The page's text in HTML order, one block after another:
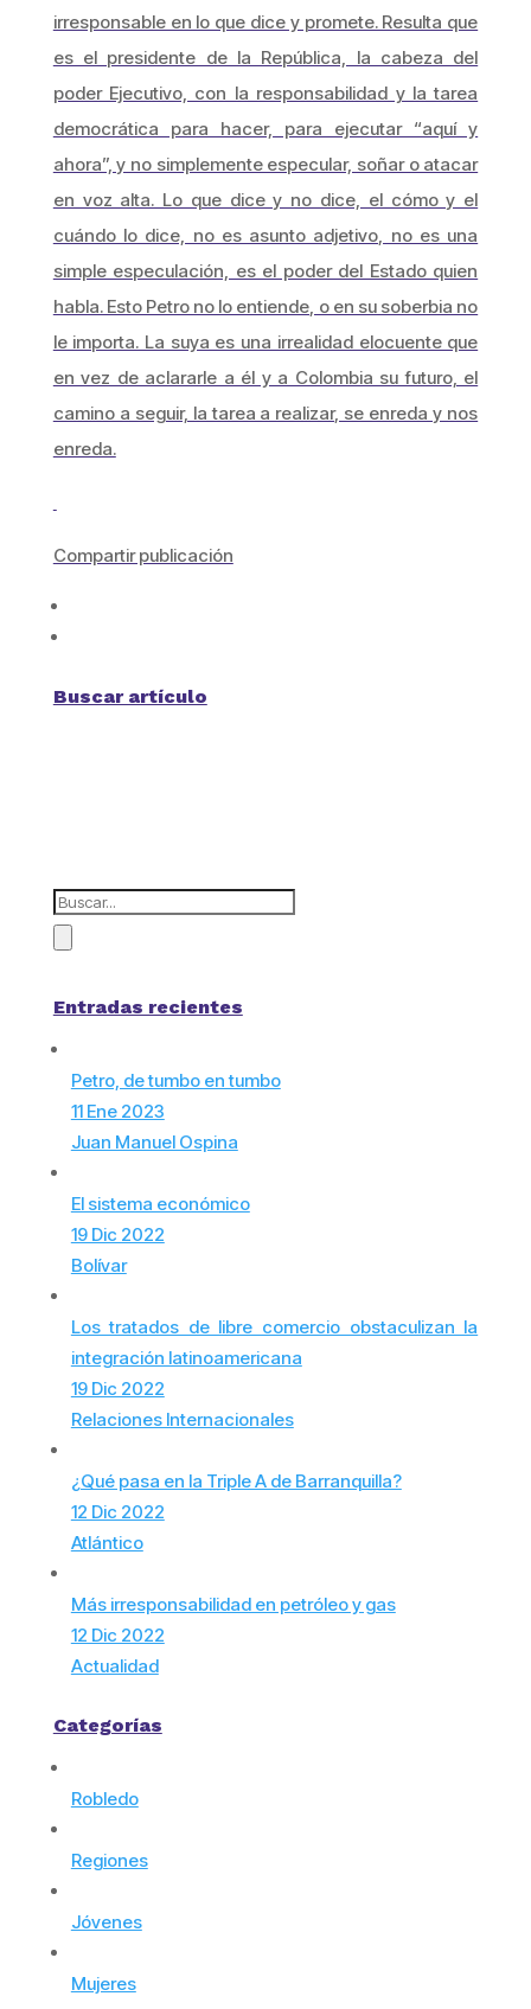
irresponsable en lo que dice y promete. Resulta que
es el presidente de la República, la cabeza del
poder Ejecutivo, con la responsabilidad y la tarea
democrática para hacer, para ejecutar “aquí y
ahora”, y no simplemente especular, soñar o atacar
en voz alta. Lo que dice y no dice, el cómo y el
cuándo lo dice, no es asunto adjetivo, no es una
simple especulación, es el poder del Estado quien
habla. Esto Petro no lo entiende, o en su soberbia no
le importa. La suya es una irrealidad elocuente que
en vez de aclararle a él y a Colombia su futuro, el
camino a seguir, la tarea a realizar, se enreda y nos
enreda.
Compartir publicación
Buscar artículo
Entradas recientes
Petro, de tumbo en tumbo
11 Ene 2023
Juan Manuel Ospina
El sistema económico
19 Dic 2022
Bolívar
Los tratados de libre comercio obstaculizan la
integración latinoamericana
19 Dic 2022
Relaciones Internacionales
¿Qué pasa en la Triple A de Barranquilla?
12 Dic 2022
Atlántico
Más irresponsabilidad en petróleo y gas
12 Dic 2022
Actualidad
Categorías
Robledo
Regiones
Jóvenes
Mujeres